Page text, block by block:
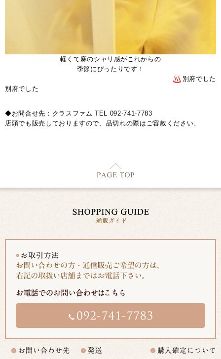
軽くて麻のシャリ感がこれからの
季節にぴったりです！
別府でした
別府でした
◆お問合せ先：クラスファム TEL 092-741-7783
店頭でも販売しておりますので、品切れの際はご容赦ください。